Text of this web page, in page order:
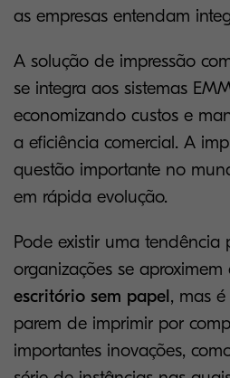
as empresas entendam
A solução de impressão
se integra aos sistemas
economizando custos e
a eficiência comercial. A
questão importante no
em rápida evolução.
Pode existir uma tendência
organizações se aproximem
escritório sem papel, mas
parem de imprimir por
importantes inovações,